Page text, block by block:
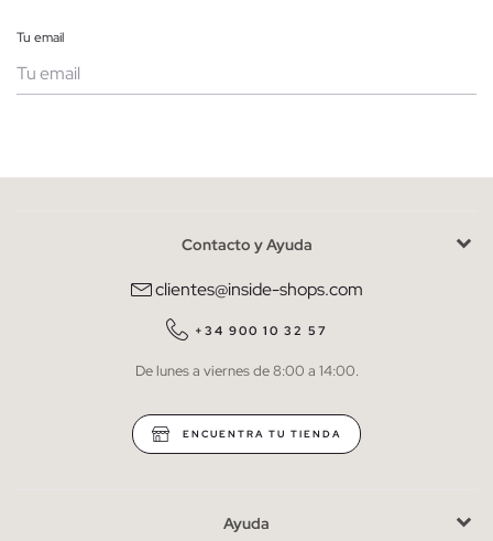
Tu email
He leído y entiendo lapolítica de privacidad
QUIERO SUSCRIBIRME
* Puedes cancelar la suscripción en cualquier momento.
Contacto y Ayuda
clientes@inside-shops.com
+34 900 10 32 57
De lunes a viernes de 8:00 a 14:00.
ENCUENTRA TU TIENDA
Ayuda